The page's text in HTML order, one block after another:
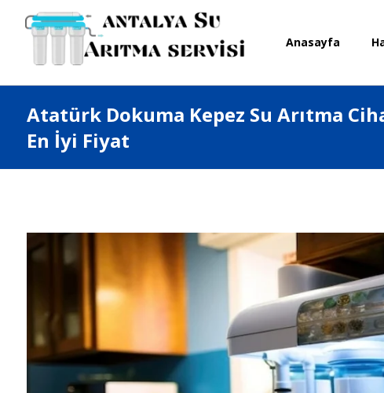
Anasayfa
Atatürk Dokuma Kepez Su Arıtma
En İyi Fiyat